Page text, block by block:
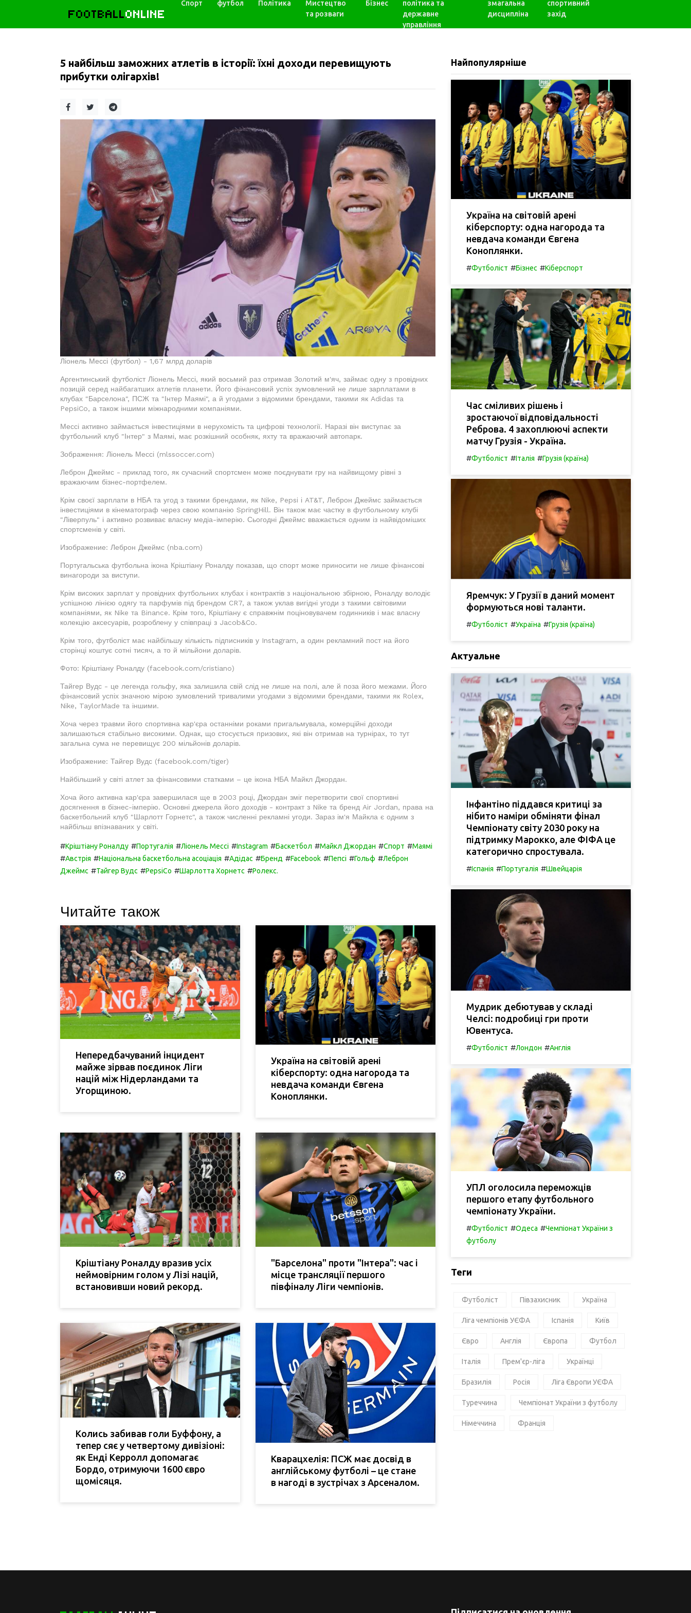
FOOTBALLONLINE
Спорт футбол Політика
Мистецтво
та розваги
Бізнес
політика та
державне
управління
змагальна
дисципліна
спортивний
захід
5 найбільш заможних атлетів в історії: їхні доходи перевищують
прибутки олігархів!
Ліонель Мессі (футбол) - 1,67 млрд доларів
Аргентинський футболіст Ліонель Мессі, який восьмий раз отримав Золотий м'яч, займає одну з провідних
позицій серед найбагатших атлетів планети. Його фінансовий успіх зумовлений не лише зарплатами в
клубах "Барселона", ПСЖ та "Інтер Маямі", а й угодами з відомими брендами, такими як Adidas та
PepsiCo, а також іншими міжнародними компаніями.
Мессі активно займається інвестиціями в нерухомість та цифрові технології. Наразі він виступає за
футбольний клуб "Інтер" з Маямі, має розкішний особняк, яхту та вражаючий автопарк.
Зображення: Ліонель Мессі (mlssoccer.com)
Леброн Джеймс - приклад того, як сучасний спортсмен може поєднувати гру на найвищому рівні з
вражаючим бізнес-портфелем.
Крім своєї зарплати в НБА та угод з такими брендами, як Nike, Pepsi і AT&T, Леброн Джеймс займається
інвестиціями в кінематограф через свою компанію SpringHill. Він також має частку в футбольному клубі
"Ліверпуль" і активно розвиває власну медіа-імперію. Сьогодні Джеймс вважається одним із найвідоміших
спортсменів у світі.
Изображение: Леброн Джеймс (nba.com)
Португальська футбольна ікона Кріштіану Роналду показав, що спорт може приносити не лише фінансові
винагороди за виступи.
Крім високих зарплат у провідних футбольних клубах і контрактів з національною збірною, Роналду володіє
успішною лінією одягу та парфумів під брендом CR7, а також уклав вигідні угоди з такими світовими
компаніями, як Nike та Binance. Крім того, Кріштіану є справжнім поціновувачем годинників і має власну
колекцію аксесуарів, розроблену у співпраці з Jacob&Co.
Крім того, футболіст має найбільшу кількість підписників у Instagram, а один рекламний пост на його
сторінці коштує сотні тисяч, а то й мільйони доларів.
Фото: Кріштіану Роналду (facebook.com/cristiano)
Тайгер Вудс - це легенда гольфу, яка залишила свій слід не лише на полі, але й поза його межами. Його
фінансовий успіх значною мірою зумовлений тривалими угодами з відомими брендами, такими як Rolex,
Nike, TaylorMade та іншими.
Хоча через травми його спортивна кар'єра останніми роками пригальмувала, комерційні доходи
залишаються стабільно високими. Однак, що стосується призових, які він отримав на турнірах, то тут
загальна сума не перевищує 200 мільйонів доларів.
Изображение: Тайгер Вудс (facebook.com/tiger)
Найбільший у світі атлет за фінансовими статками – це ікона НБА Майкл Джордан.
Хоча його активна кар'єра завершилася ще в 2003 році, Джордан зміг перетворити свої спортивні
досягнення в бізнес-імперію. Основні джерела його доходів - контракт з Nike та бренд Air Jordan, права на
баскетбольний клуб "Шарлотт Горнетс", а також численні рекламні угоди. Зараз ім'я Майкла є одним з
найбільш впізнаваних у світі.
#Кріштіану Роналду #Португалія #Ліонель Мессі #Instagram #Баскетбол #Майкл Джордан #Спорт #Маямі
#Австрія #Національна баскетбольна асоціація #Адідас #Бренд #Facebook #Пепсі #Гольф #Леброн
Джеймс #Тайгер Вудс #PepsiCo #Шарлотта Хорнетс #Ролекс.
Читайте також
Непередбачуваний інцидент
майже зірвав поєдинок Ліги
націй між Нідерландами та
Угорщиною.
Україна на світовій арені
кіберспорту: одна нагорода та
невдача команди Євгена
Коноплянки.
Кріштіану Роналду вразив усіх
неймовірним голом у Лізі націй,
встановивши новий рекорд.
"Барселона" проти "Інтера": час і
місце трансляції першого
півфіналу Ліги чемпіонів.
Колись забивав голи Буффону, а
тепер сяє у четвертому дивізіоні:
як Енді Керролл допомагає
Бордо, отримуючи 1600 євро
щомісяця.
Кварацхелія: ПСЖ має досвід в
англійському футболі – це стане
в нагоді в зустрічах з Арсеналом.
Найпопулярніше
Україна на світовій арені
кіберспорту: одна нагорода та
невдача команди Євгена
Коноплянки.
#Футболіст #Бізнес #Кіберспорт
Час сміливих рішень і
зростаючої відповідальності
Реброва. 4 захоплюючі аспекти
матчу Грузія - Україна.
#Футболіст #Італія #Грузія (країна)
Яремчук: У Грузії в даний момент
формуються нові таланти.
#Футболіст #Україна #Грузія (країна)
Актуальне
Інфантіно піддався критиці за
нібито наміри обміняти фінал
Чемпіонату світу 2030 року на
підтримку Марокко, але ФІФА це
категорично спростувала.
#Іспанія #Португалія #Швейцарія
Мудрик дебютував у складі
Челсі: подробиці гри проти
Ювентуса.
#Футболіст #Лондон #Англія
УПЛ оголосила переможців
першого етапу футбольного
чемпіонату України.
#Футболіст #Одеса #Чемпіонат України з
футболу
Теги
Футболіст Півзахисник Україна
Ліга чемпіонів УЄФА Іспанія Київ
Євро Англія Європа Футбол
Італія Прем'єр-ліга Українці
Бразилія Росія Ліга Європи УЄФА
Туреччина Чемпіонат України з футболу
Німеччина Франція